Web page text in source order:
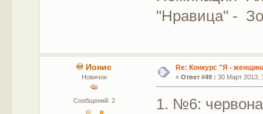
"Нравица" -
Ионис
Новичок
Сообщений: 2
Re: Конкурс "Я -
« Ответ #49 : 30 Март 2013,
1. №6: